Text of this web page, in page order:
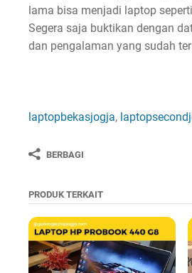
lama bisa menjadi laptop
Segera saja buktikan dengan
dan pengalaman yang sudah
laptopbekasjogja,
BERBAGI
PRODUK TERKAIT